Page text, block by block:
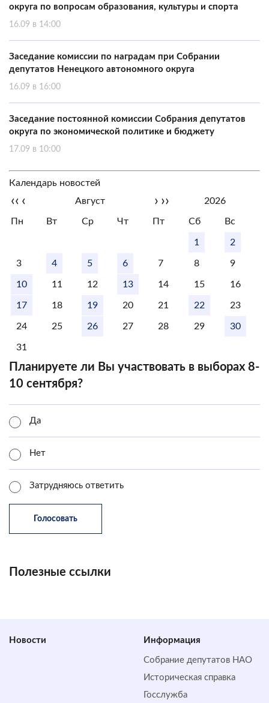
округа по вопросам образования, культуры и спорта
16.09 в 14:00
Заседание комиссии по наградам при Собрании
депутатов Ненецкого автономного округа
16.09 в 16:00
Заседание постоянной комиссии Собрания депутатов
округа по экономической политике и бюджету
17.09 в 10:00
Календарь новостей
‹‹ ‹ Август › ›› 2026
Пн Вт Ср Чт Пт Сб Вс
1 2
3 4 5 6 7 8 9
10 11 12 13 14 15 16
17 18 19 20 21 22 23
24 25 26 27 28 29 30
31
Планируете ли Вы участвовать в выборах 8-
10 сентября?
Да
Нет
Затрудняюсь ответить
Полезные ссылки
Новости Информация
Собрание депутатов НАО
Историческая справка
Госслужба